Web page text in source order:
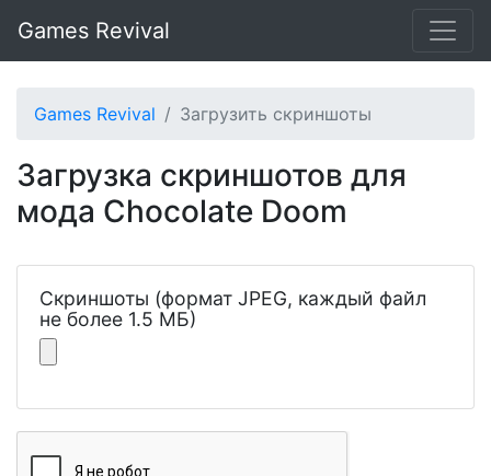
Games Revival
Games Revival Загрузить скриншоты
Загрузка скриншотов для
мода Chocolate Doom
Скриншоты (формат JPEG, каждый файл
не более 1.5 МБ)